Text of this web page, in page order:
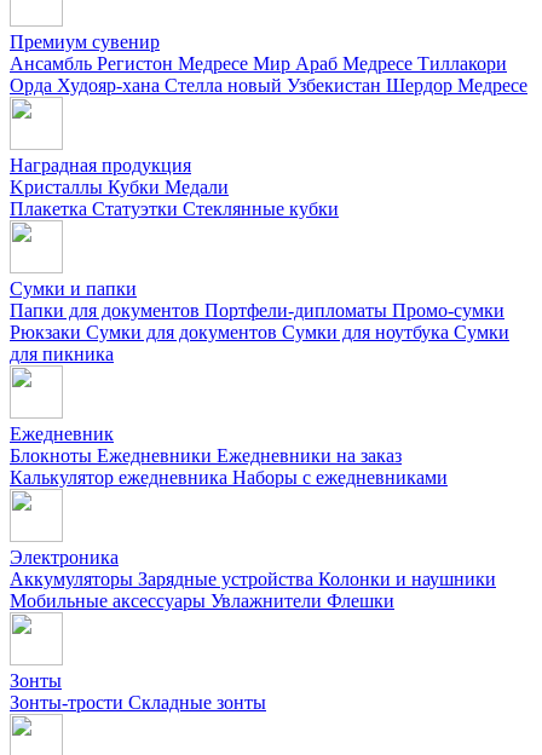
Премиум сувенир
Ансамбль Регистон Медресе Мир Араб Медресе Тиллакори
Орда Худояр-хана Стелла новый Узбекистан Шердор Медресе
Наградная продукция
Kристаллы Кубки Медали
Плакетка Статуэтки Стеклянные кубки
Сумки и папки
Папки для документов Портфели-дипломаты Промо-сумки
Рюкзаки Сумки для документов Сумки для ноутбука Сумки
для пикника
Ежедневник
Блокноты Ежедневники Ежедневники на заказ
Калькулятор ежедневника Наборы с ежедневниками
Электроника
Аккумуляторы Зарядные устройства Колонки и наушники
Мобильные аксессуары Увлажнители Флешки
Зонты
Зонты-трости Складные зонты